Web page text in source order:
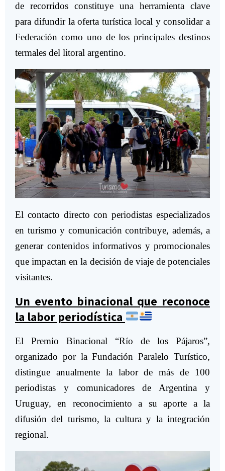
de recorridos constituye una herramienta clave
para difundir la oferta turística local y consolidar a
Federación como uno de los principales destinos
termales del litoral argentino.
El contacto directo con periodistas especializados
en turismo y comunicación contribuye, además, a
generar contenidos informativos y promocionales
que impactan en la decisión de viaje de potenciales
visitantes.
Un evento binacional que reconoce
la labor periodística
El Premio Binacional “Río de los Pájaros”,
organizado por la Fundación Paralelo Turístico,
distingue anualmente la labor de más de 100
periodistas y comunicadores de Argentina y
Uruguay, en reconocimiento a su aporte a la
difusión del turismo, la cultura y la integración
regional.